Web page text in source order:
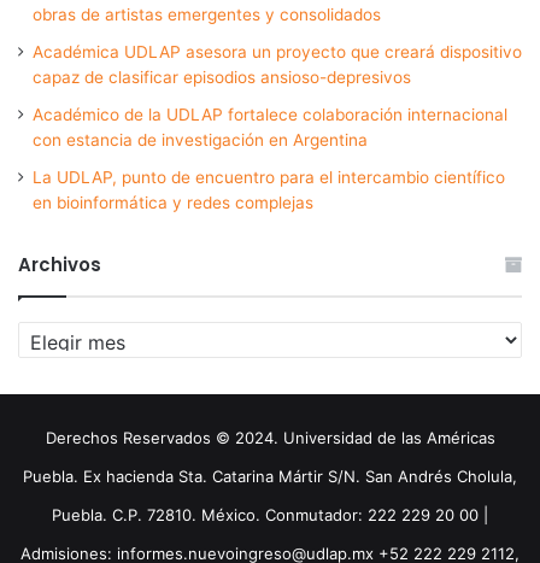
obras de artistas emergentes y consolidados
Académica UDLAP asesora un proyecto que creará dispositivo
capaz de clasificar episodios ansioso-depresivos
Académico de la UDLAP fortalece colaboración internacional
con estancia de investigación en Argentina
La UDLAP, punto de encuentro para el intercambio científico
en bioinformática y redes complejas
Archivos
Archivos
Derechos Reservados © 2024. Universidad de las Américas
Puebla. Ex hacienda Sta. Catarina Mártir S/N. San Andrés Cholula,
Puebla. C.P. 72810. México. Conmutador: 222 229 20 00 |
Admisiones: informes.nuevoingreso@udlap.mx +52 222 229 2112,